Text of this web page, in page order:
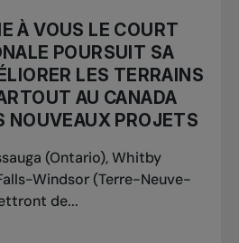
À VOUS LE COURT
POURSUIT SA
LES TERRAINS
AU CANADA
NOUVEAUX PROJETS
(Ontario), Whitby
Windsor (Terre-Neuve-
de...